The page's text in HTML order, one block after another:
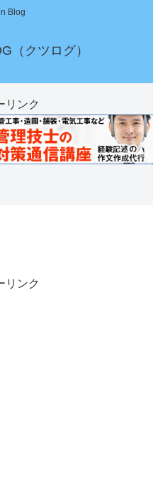
Blog
（クツログ）
リンク
リンク